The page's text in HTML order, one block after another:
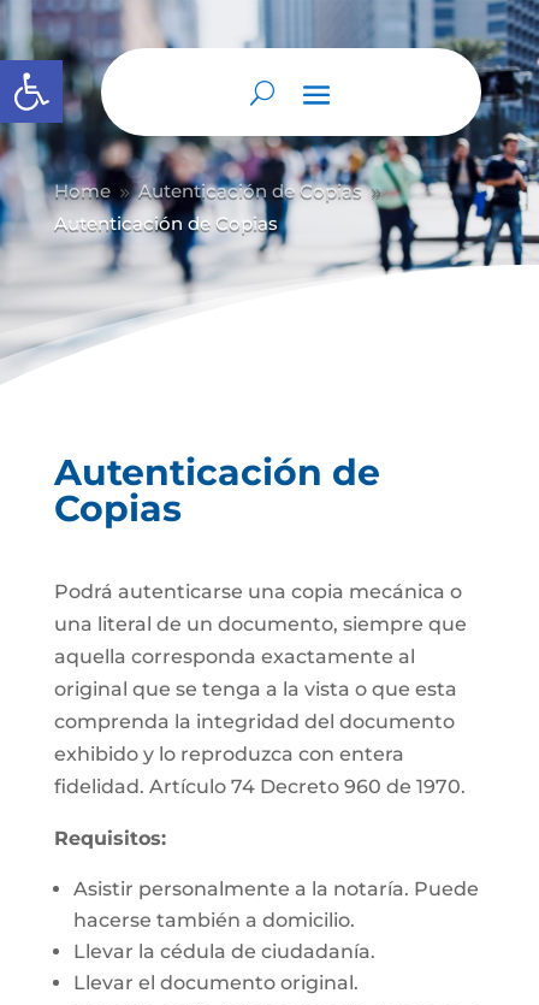
Abrir barra de herramientas
Home 9 Autenticación de Copias 9
Autenticación de Copias
Autenticación de
Copias
Podrá autenticarse una copia mecánica o
una literal de un documento, siempre que
aquella corresponda exactamente al
original que se tenga a la vista o que esta
comprenda la integridad del documento
exhibido y lo reproduzca con entera
fidelidad. Artículo 74 Decreto 960 de 1970.
Requisitos:
Asistir personalmente a la notaría. Puede
hacerse también a domicilio.
Llevar la cédula de ciudadanía.
Llevar el documento original.